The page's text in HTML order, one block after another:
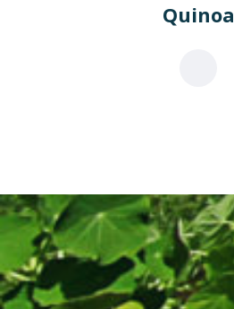
Quinoa